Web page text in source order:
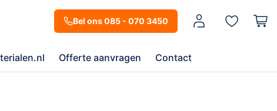
Bel ons 085 - 070 3450 Mijn account
Offerte aanvragen Contact